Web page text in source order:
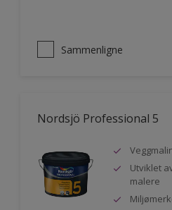
Sammenligne
Nordsjö Professional 5
Utviklet
malere